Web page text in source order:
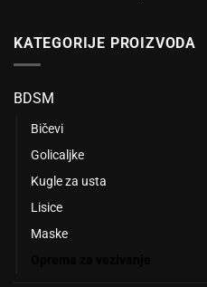
KATEGORIJE PROIZVODA
BDSM
Bičevi
Golicaljke
Kugle za usta
Lisice
Maske